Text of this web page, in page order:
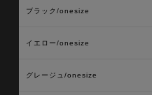
ブラック/onesize
イエロー/onesize
グレージュ/onesize